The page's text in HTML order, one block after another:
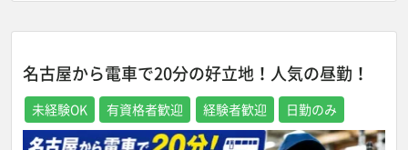
名古屋から電車で20分の好立地！人気の昼勤！
未経験OK 有資格者歓迎 経験者歓迎 日勤のみ